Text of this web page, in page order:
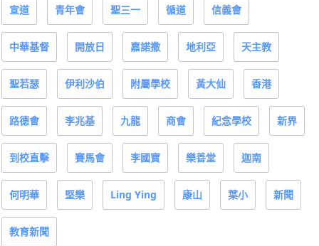
宣道 青年會 聖三一 循道 信義會
中華基督 開放日 嘉諾撒 地利亞 天主教
聖若瑟 伊利沙伯 附屬學校 黃大仙 香港
路德會 李兆基 九龍 商會 紀念學校 新界
到校直擊 賽馬會 李國寶 樂善堂 迦南
何明華 堅樂 Ling Ying 康山 葉小 新聞
教育新聞